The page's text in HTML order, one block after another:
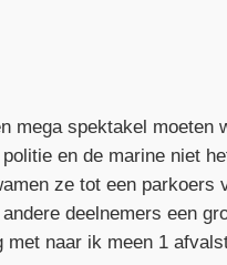
mega spektakel moeten
en de marine niet
ze tot een
deelnemers een
naar ik meen 1